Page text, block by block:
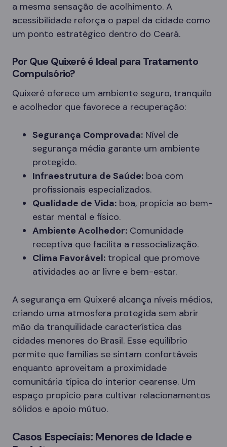
a mesma sensação de acolhimento. A
acessibilidade reforça o papel da cidade como
um ponto estratégico dentro do Ceará.
Por Que Quixeré é Ideal para Tratamento
Compulsório?
Quixeré oferece um ambiente seguro, tranquilo
e acolhedor que favorece a recuperação:
Segurança Comprovada: Nível de
segurança média garante um ambiente
protegido.
Infraestrutura de Saúde: boa com
profissionais especializados.
Qualidade de Vida: boa, propícia ao bem-
estar mental e físico.
Ambiente Acolhedor: Comunidade
receptiva que facilita a ressocialização.
Clima Favorável: tropical que promove
atividades ao ar livre e bem-estar.
A segurança em Quixeré alcança níveis médios,
criando uma atmosfera protegida sem abrir
mão da tranquilidade característica das
cidades menores do Brasil. Esse equilíbrio
permite que famílias se sintam confortáveis
enquanto aproveitam a proximidade
comunitária típica do interior cearense. Um
espaço propício para cultivar relacionamentos
sólidos e apoio mútuo.
Casos Especiais: Menores de Idade e